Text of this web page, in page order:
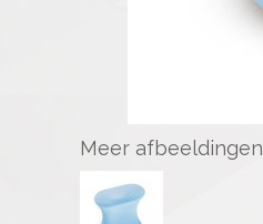
Meer afbeeldingen